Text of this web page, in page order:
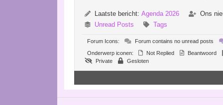
Laatste bericht: Agenda 2026
Ons
Unread Posts
Tags
Forum Icons:
Forum contains no unread posts
Onderwerp iconen:
Not Replied
Beantwoord
Private
Gesloten